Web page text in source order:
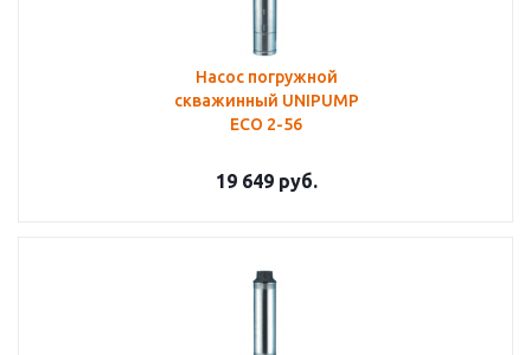
Насос погружной
скважинный UNIPUMP
ECO 2-56
19 649руб.